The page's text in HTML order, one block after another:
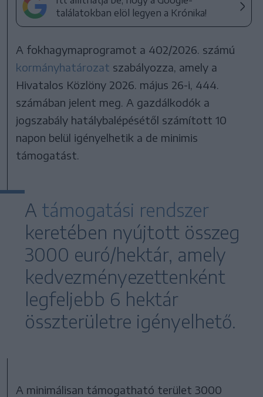
találatokban elöl legyen a Krónika!
A fokhagymaprogramot a 402/2026. számú
kormányhatározat szabályozza, amely a
Hivatalos Közlöny 2026. május 26-i, 444.
számában jelent meg. A gazdálkodók a
jogszabály hatálybalépésétől számított 10
napon belül igényelhetik a de minimis
támogatást.
A támogatási rendszer
keretében nyújtott összeg
3000 euró/hektár, amely
kedvezményezettenként
legfeljebb 6 hektár
összterületre igényelhető.
A minimálisan támogatható terület 3000